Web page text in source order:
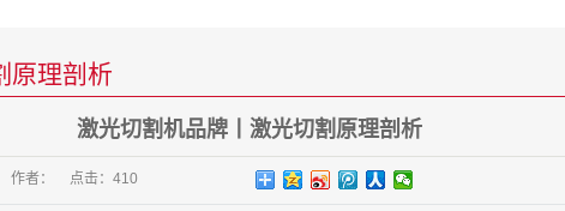
原理剖析
激光切割机品牌丨激光切割原理剖析
作者： 点击： 410